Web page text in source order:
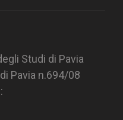
Studi di Pavia
Pavia n.694/08